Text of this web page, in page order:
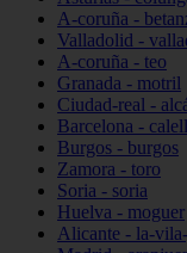
A-coruña -
Valladolid -
A-coruña - teo
Granada - motril
Ciudad-real -
Barcelona -
Burgos - burgos
Zamora - toro
Soria - soria
Huelva - moguer
Alicante - la-